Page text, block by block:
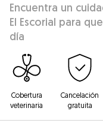
Encuentra un
El Escorial para
día
Cobertura
veterinaria
Cancelación
gratuita